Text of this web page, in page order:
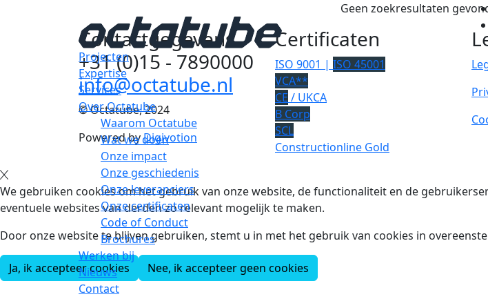
Projecten
Expertise
Services
Over Octatube
Waarom Octatube
Wat we doen
Onze impact
Onze geschiedenis
Onze leveranciers
Onze certificaten
Code of Conduct
Brochures
Werken bij
Nieuws
Contact
Geen zoekresultaten
Contactgegevens
+31 (0)15 - 7890000
info@octatube.nl
© Octatube, 2024
Powered byDigivotion
Certificaten
ISO 9001 | ISO 45001
VCA**
CE / UKCA
B Corp
SCL
Constructionline Gold
We gebruiken cookies om het gebruik van onze website, de functionaliteit en de
eventuele websites van derden zo relevant mogelijk te maken.
Door onze website te blijven gebruiken, stemt u in met het gebruik van cookies in
Ja, ik accepteer cookies Nee, ik accepteer geen cookies